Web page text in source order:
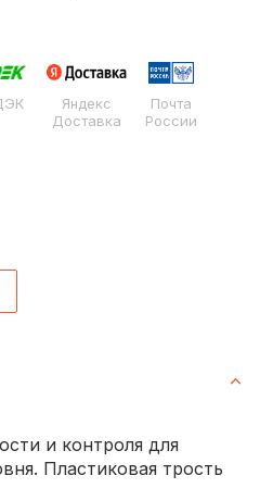
Яндекс
Доставка
Почта
России
и контроля для
Пластиковая трость